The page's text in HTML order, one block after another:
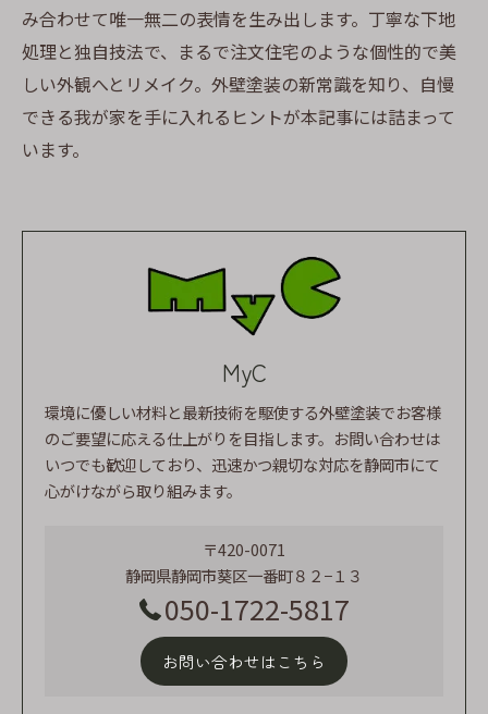
み合わせて唯一無二の表情を生み出します。丁寧な下地
処理と独自技法で、まるで注文住宅のような個性的で美
しい外観へとリメイク。外壁塗装の新常識を知り、自慢
できる我が家を手に入れるヒントが本記事には詰まって
います。
MyC
環境に優しい材料と最新技術を駆使する外壁塗装でお客様
のご要望に応える仕上がりを目指します。お問い合わせは
いつでも歓迎しており、迅速かつ親切な対応を静岡市にて
心がけながら取り組みます。
〒420-0071
静岡県静岡市葵区一番町８２−１３
050-1722-5817
お問い合わせはこちら